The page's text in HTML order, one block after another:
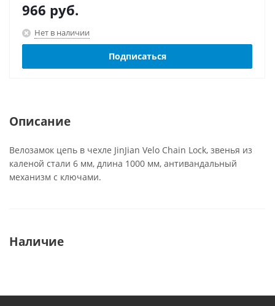
966 руб.
Нет в наличии
Подписаться
Описание
Велозамок цепь в чехле JinJian Velo Chain Lock, звенья из
каленой стали 6 мм, длина 1000 мм, антивандальный
механизм с ключами.
Наличие